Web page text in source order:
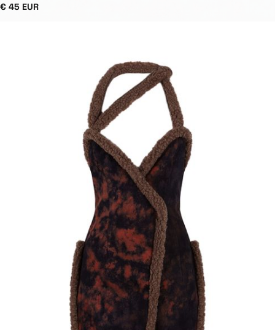
€ 45 EUR